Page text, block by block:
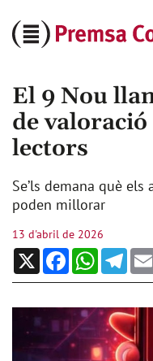
El 9 Nou
de valoració
lectors
Se’ls demana què
poden millorar
13 d'abril de 2026
X FacebookWhatsApp